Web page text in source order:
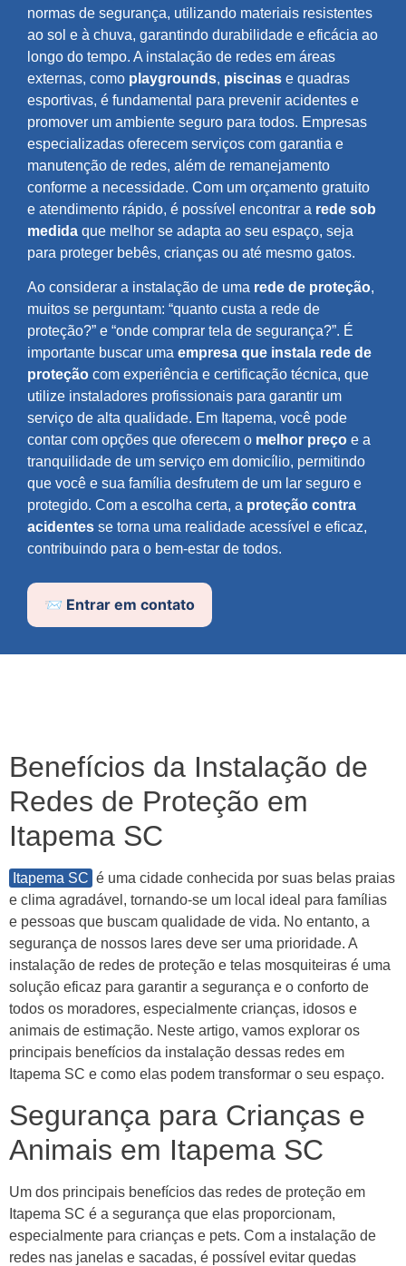
normas de segurança, utilizando materiais resistentes
ao sol e à chuva, garantindo durabilidade e eficácia ao
longo do tempo. A instalação de redes em áreas
externas, como playgrounds, piscinas e quadras
esportivas, é fundamental para prevenir acidentes e
promover um ambiente seguro para todos. Empresas
especializadas oferecem serviços com garantia e
manutenção de redes, além de remanejamento
conforme a necessidade. Com um orçamento gratuito
e atendimento rápido, é possível encontrar a rede sob
medida que melhor se adapta ao seu espaço, seja
para proteger bebês, crianças ou até mesmo gatos.
Ao considerar a instalação de uma rede de proteção,
muitos se perguntam: “quanto custa a rede de
proteção?” e “onde comprar tela de segurança?”. É
importante buscar uma empresa que instala rede de
proteção com experiência e certificação técnica, que
utilize instaladores profissionais para garantir um
serviço de alta qualidade. Em Itapema, você pode
contar com opções que oferecem o melhor preço e a
tranquilidade de um serviço em domicílio, permitindo
que você e sua família desfrutem de um lar seguro e
protegido. Com a escolha certa, a proteção contra
acidentes se torna uma realidade acessível e eficaz,
contribuindo para o bem-estar de todos.
📨 Entrar em contato
Benefícios da Instalação de
Redes de Proteção em
Itapema SC
Itapema SC é uma cidade conhecida por suas belas praias
e clima agradável, tornando-se um local ideal para famílias
e pessoas que buscam qualidade de vida. No entanto, a
segurança de nossos lares deve ser uma prioridade. A
instalação de redes de proteção e telas mosquiteiras é uma
solução eficaz para garantir a segurança e o conforto de
todos os moradores, especialmente crianças, idosos e
animais de estimação. Neste artigo, vamos explorar os
principais benefícios da instalação dessas redes em
Itapema SC e como elas podem transformar o seu espaço.
Segurança para Crianças e
Animais em Itapema SC
Um dos principais benefícios das redes de proteção em
Itapema SC é a segurança que elas proporcionam,
especialmente para crianças e pets. Com a instalação de
redes nas janelas e sacadas, é possível evitar quedas